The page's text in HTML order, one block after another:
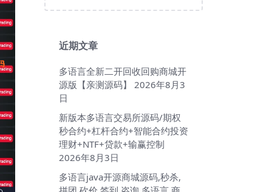
近期文章
多语言全新二开回收回购商城开
源版【亲测源码】
2026年8月3
日
新版本多语言交易所源码/期权
秒合约+杠杆合约+智能合约投资
理财+NTF+贷款+输赢控制
2026年8月3日
多语言java开源商城源码,秒杀,